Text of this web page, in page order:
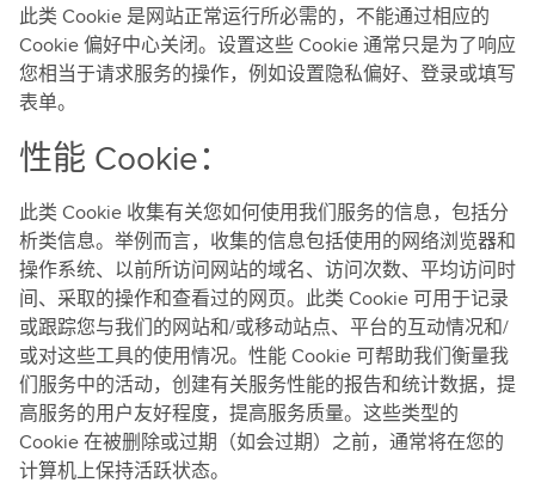
此类 Cookie 是网站正常运行所必需的，不能通过相应的
Cookie 偏好中心关闭。设置这些 Cookie 通常只是为了响应
您相当于请求服务的操作，例如设置隐私偏好、登录或填写
表单。
性能 Cookie：
此类 Cookie 收集有关您如何使用我们服务的信息，包括分
析类信息。举例而言，收集的信息包括使用的网络浏览器和
操作系统、以前所访问网站的域名、访问次数、平均访问时
间、采取的操作和查看过的网页。此类 Cookie 可用于记录
或跟踪您与我们的网站和/或移动站点、平台的互动情况和/
或对这些工具的使用情况。性能 Cookie 可帮助我们衡量我
们服务中的活动，创建有关服务性能的报告和统计数据，提
高服务的用户友好程度，提高服务质量。这些类型的
Cookie 在被删除或过期（如会过期）之前，通常将在您的
计算机上保持活跃状态。